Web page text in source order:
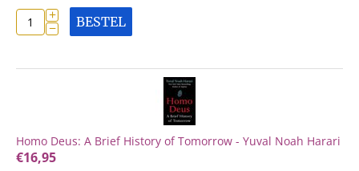
+
− BESTEL
Homo Deus: A Brief History of Tomorrow - Yuval Noah Harari
€16,95